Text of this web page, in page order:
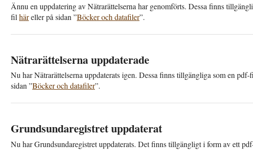
Ännu en upp­datering av Nätra­rättelserna har genom­förts. Dessa finns
fil häreller på sidan ”Böcker och data­filer”.
Nätra­rättelserna upp­daterade
Nu har Nätra­rättelserna upp­daterats igen. Dessa finns till­gängliga som en pdf-
sidan ”Böcker och data­filer”.
Grundsunda­registret upp­daterat
Nu har Grund­sunda­registret upp­daterats. Det finns till­gängligt i form av ett